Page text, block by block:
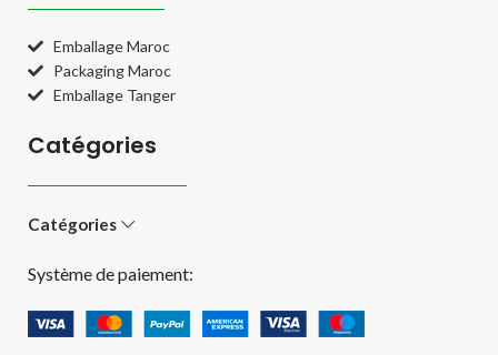
Emballage Maroc
Packaging Maroc
Emballage Tanger
Catégories
Catégories
Système de paiement: